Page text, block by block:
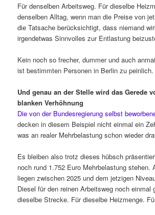
Für denselben Arbeitsweg. Für dieselbe
denselben Alltag, wenn man die Preise von
die Tatsache berücksichtigt, dass niemand
irgendetwas Sinnvolles zur Entlastung
Kein noch so frecher, dummer und auch
ist bestimmten Personen in Berlin zu peinlich.
Und genau an der Stelle wird das Gerede
blanken Verhöhnung
Die von der Bundesregierung selbst
decken in diesem Beispiel nicht einmal ein
was an realer Mehrbelastung schon wieder
Es bleiben also trotz dieses hübsch
noch rund 1.752 Euro Mehrbelastung stehen.
liegen zwischen 2025 und dem jetzigen
Diesel für den reinen Arbeitsweg noch einmal
dieselbe Strecke. Für dieselbe Heizmenge.